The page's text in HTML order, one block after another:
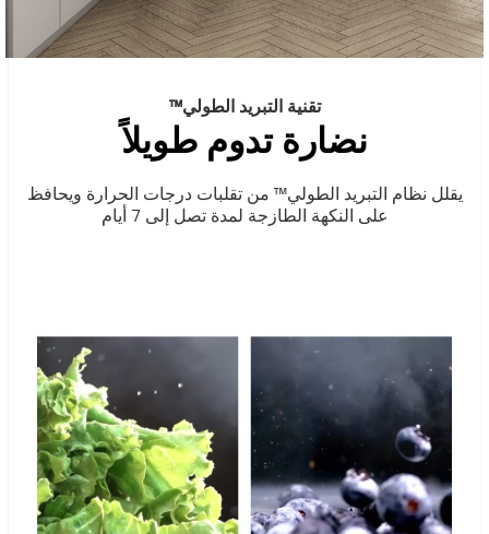
تقنية التبريد الطولي™
نضارة تدوم طويلاً
يقلل نظام التبريد الطولي™ من تقلبات درجات الحرارة ويحافظ
على النكهة الطازجة لمدة تصل إلى 7 أيام